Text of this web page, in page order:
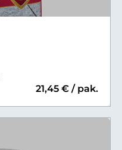
21,45 € / pak.